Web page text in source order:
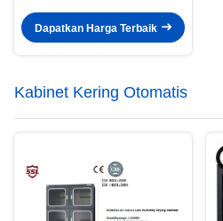
Dapatkan Harga Terbaik
Kabinet Kering Otomatis